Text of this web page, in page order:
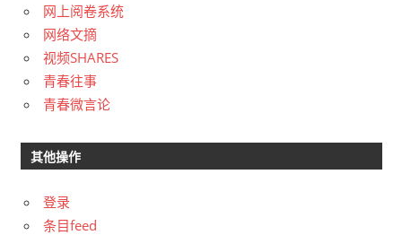
网上阅卷系统
网络文摘
视频SHARES
青春往事
青春微言论
其他操作
登录
条目feed